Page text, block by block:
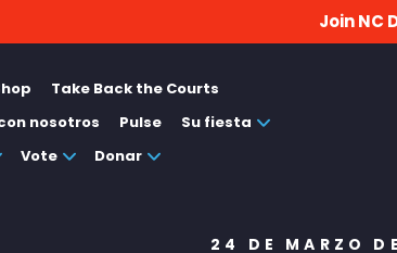
Join NC
Take Back the Courts
nosotros
Pulse
Su fiesta
Vote Donar
24 DE MARZO